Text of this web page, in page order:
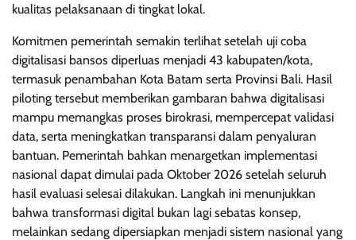
kualitas pelaksanaan di tingkat lokal.
Komitmen pemerintah semakin terlihat setelah uji coba
digitalisasi bansos diperluas menjadi 43 kabupaten/kota,
termasuk penambahan Kota Batam serta Provinsi Bali. Hasil
piloting tersebut memberikan gambaran bahwa digitalisasi
mampu memangkas proses birokrasi, mempercepat validasi
data, serta meningkatkan transparansi dalam penyaluran
bantuan. Pemerintah bahkan menargetkan implementasi
nasional dapat dimulai pada Oktober 2026 setelah seluruh
hasil evaluasi selesai dilakukan. Langkah ini menunjukkan
bahwa transformasi digital bukan lagi sebatas konsep,
melainkan sedang dipersiapkan menjadi sistem nasional yang